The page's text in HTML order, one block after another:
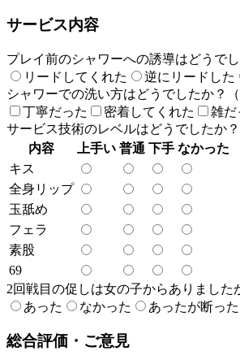
サービス内容
プレイ前のシャワーへの誘導はどうで
リードしてくれた
逆にリードした
シャワーでの洗い方はどうでしたか？（
丁寧だった
密着してくれた 雑だ
サービス技術のレベルはどうでしたか？
内容
上手い 普通 下手 なかった
キス
全身リップ
玉舐め
フェラ
素股
69
2回戦目の促しは女の子からありました
あった
なかった あったが断った
総合評価・ご意見